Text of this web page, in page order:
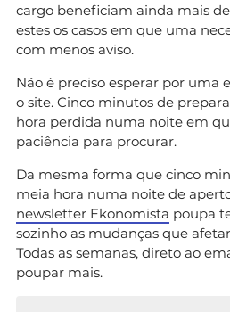
cargo beneficiam ainda mais
estes os casos em que uma
com menos aviso.
Não é preciso esperar por uma
o site. Cinco minutos de
hora perdida numa noite em
paciência para procurar.
Da mesma forma que cinco
meia hora numa noite de
newsletter Ekonomista poupa
sozinho as mudanças que
Todas as semanas, direto ao
poupar mais.